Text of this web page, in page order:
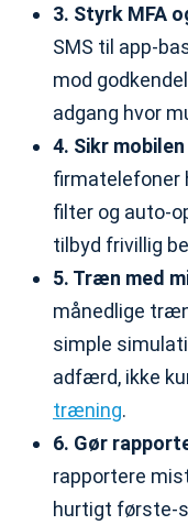
3. Styrk MFA
SMS til app-
mod
adgang hvor
4. Sikr
firmatelefoner
filter og auto-
tilbyd frivillig
5. Træn med
månedlige
simple
adfærd, ikke
træning.
6. Gør
rapportere
hurtigt første-